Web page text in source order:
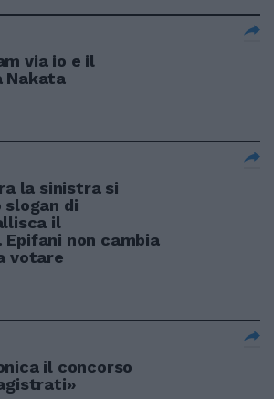
via io e il
Nakata
la sinistra si
slogan di
il
Epifani non cambia
votare
il concorso